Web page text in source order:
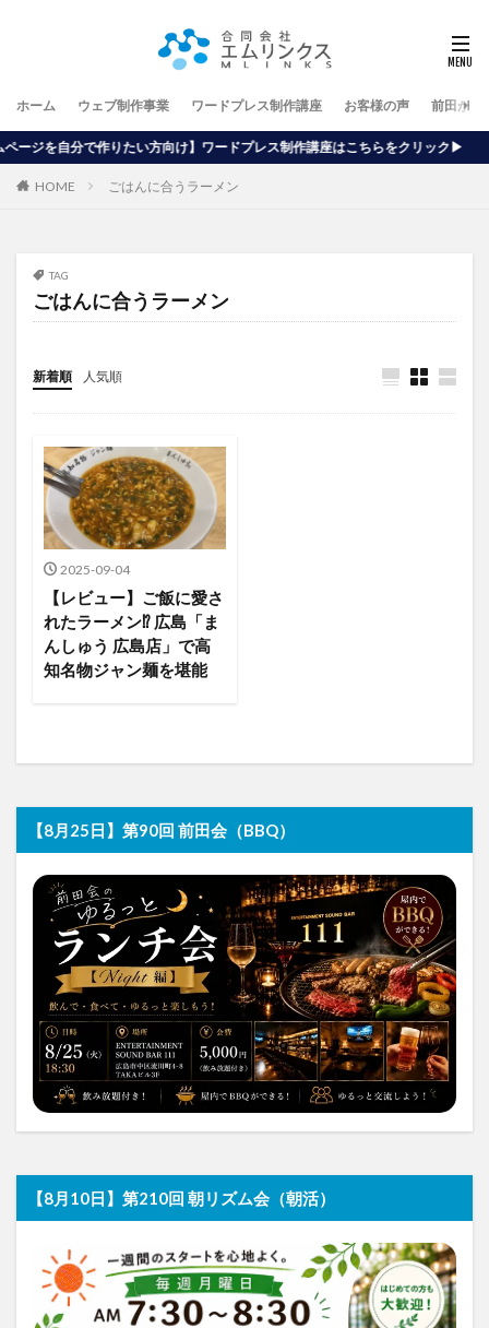
ホーム ウェブ制作事業 ワードプレス制作講座 お客様の声 前田が行
方向け】ワードプレス制作講座はこちらをクリック▶
HOME ごはんに合うラーメン
TAG
ごはんに合うラーメン
新着順 人気順
2025-09-04
【レビュー】ご飯に愛さ
れたラーメン⁉︎ 広島「ま
んしゅう 広島店」で高
知名物ジャン麺を堪能
【8月25日】第90回 前田会（BBQ）
【8月10日】第210回 朝リズム会（朝活）